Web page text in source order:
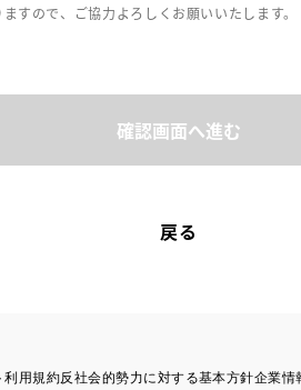
すので、ご協力よろしくお願いいたします。
確認画面へ進む
戻る
利用規約反社会的勢力に対する基本方針企業情